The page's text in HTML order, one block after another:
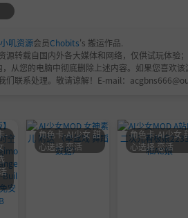
小叽资源会员Chobits's 搬运作品.
源转载自国内外各大媒体和网络，仅供试玩体验
从您的电脑中彻底删除上述内容。如果您喜欢
们联系处理。敬请谅解！E-mail：
-
角色卡-AI少女 甜
心选择 恋活
角色卡-AI少女
心选择 恋活